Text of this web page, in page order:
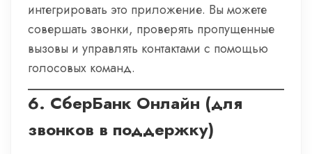
интегрировать это приложение. Вы можете
совершать звонки, проверять пропущенные
вызовы и управлять контактами с помощью
голосовых команд.
6. СберБанк Онлайн (для
звонков в поддержку)